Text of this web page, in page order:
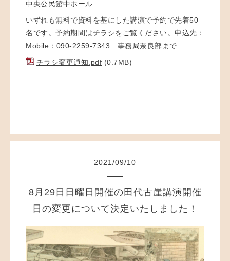
中央公民館中ホール
いずれも無料で資料を基にした講演で予約で先着50
名です。予約期間はチラシをご覧ください。申込先：
Mobile：090-2259-7343 事務局奈良部まで
チラシ変更通知.pdf (0.7MB)
2021/09/10
8月29日日曜日開催の田代古崖講演開催
日の変更について決定いたしました！